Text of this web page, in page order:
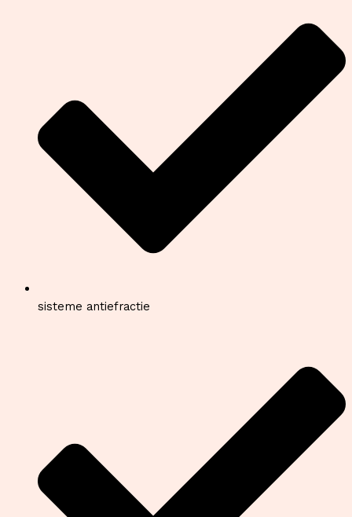
sisteme antiefractie